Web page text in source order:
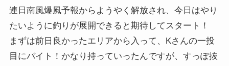
連日南風爆風予報からようやく解放され、今日はやり
たいように釣りが展開できると期待してスタート！
まずは前日良かったエリアから入って、Kさんの一投
目にバイト！かなり持っていったんですが、すっぽ抜